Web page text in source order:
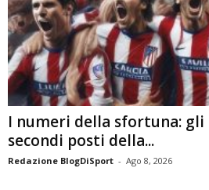
I numeri della sfortuna:
secondi posti della...
Redazione BlogDiSport - Ago 8, 2026